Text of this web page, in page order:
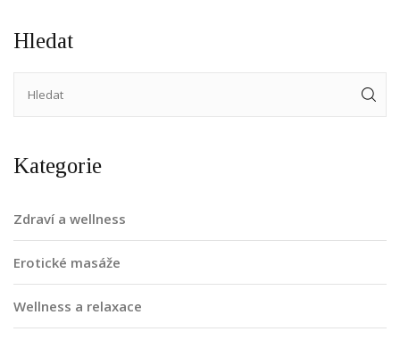
Hledat
Kategorie
Zdraví a wellness
Erotické masáže
Wellness a relaxace